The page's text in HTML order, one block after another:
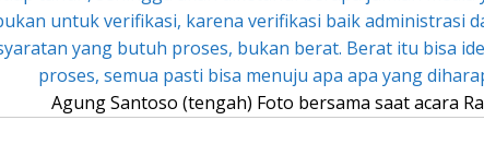
Agung Santoso (tengah) Foto bersama saat acara